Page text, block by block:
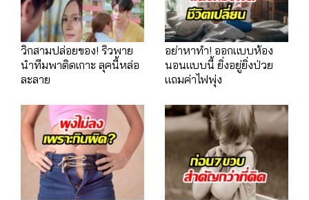
วิกสามปล่อยของ! ริวพาย
นำทีมพาติดเกาะ ลุคนี้หล่อ
ละลาย
อย่าหาทำ! ออกแบบห้อง
นอนแบบนี้ ยิ่งอยู่ยิ่งป่วย
แถมค่าไฟพุ่ง